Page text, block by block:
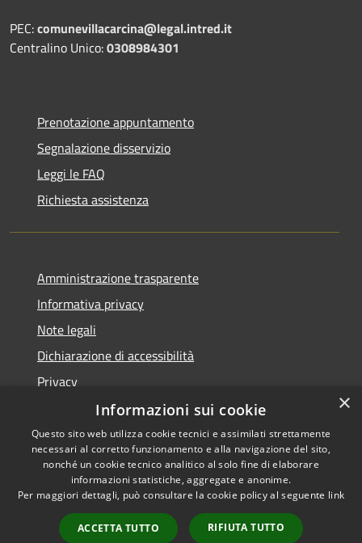
PEC:comunevillacarcina@legal.intred.it
Centralino Unico:0308984301
Prenotazione appuntamento
Segnalazione disservizio
Leggi le FAQ
Richiesta assistenza
Amministrazione trasparente
Informativa privacy
Note legali
Dichiarazione di accessibilità
Privacy
Accessibilità
Privacy
Copyright © 2026 • Comune di
Villa Carcina • Powered by
Municipium•Accesso
redazione
×
Informazioni sui cookie
Questo sito web utilizza cookie tecnici e assimilati strettamente
necessari al corretto funzionamento e alla navigazione del sito,
nonché un cookie tecnico analitico al solo fine di elaborare
informazioni statistiche, aggregate e anonime.
Per maggiori dettagli, può consultare la cookie policy al seguente link
ACCETTA TUTTO RIFIUTA TUTTO